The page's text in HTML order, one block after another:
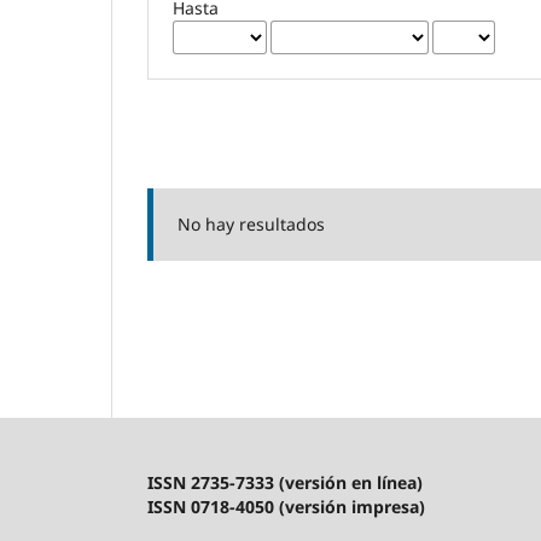
Hasta
No hay resultados
ISSN 2735-7333 (versión en línea)
ISSN 0718-4050 (versión impresa)